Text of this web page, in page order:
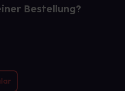
Bestellung?